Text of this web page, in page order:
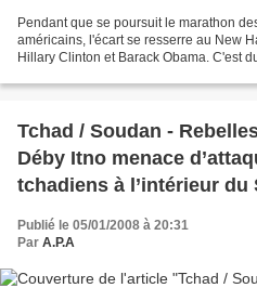
Pendant que se poursuit le marathon
américains, l'écart se resserre au New
Hillary Clinton et Barack Obama. C'est
Tchad / Soudan -
Déby Itno menace
tchadiens à l’intérieur du
Publié le 05/01/2008 à 20:31
Par A.P.A